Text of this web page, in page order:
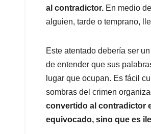
al contradictor. En medio
alguien, tarde o temprano,
Este atentado debería ser
de entender que sus
lugar que ocupan. Es fácil
sombras del crimen
convertido al contradictor
equivocado, sino que es